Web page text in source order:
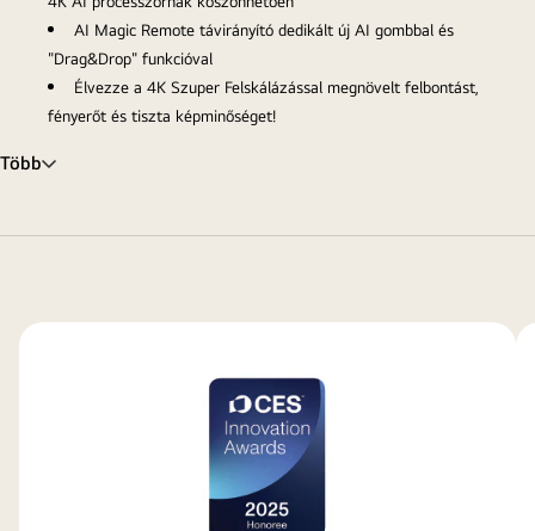
AI Magic Remote távirányító dedikált új AI gombbal és
"Drag&Drop" funkcióval
Élvezze a 4K Szuper Felskálázással megnövelt felbontást,
fényerőt és tiszta képminőséget!
Több